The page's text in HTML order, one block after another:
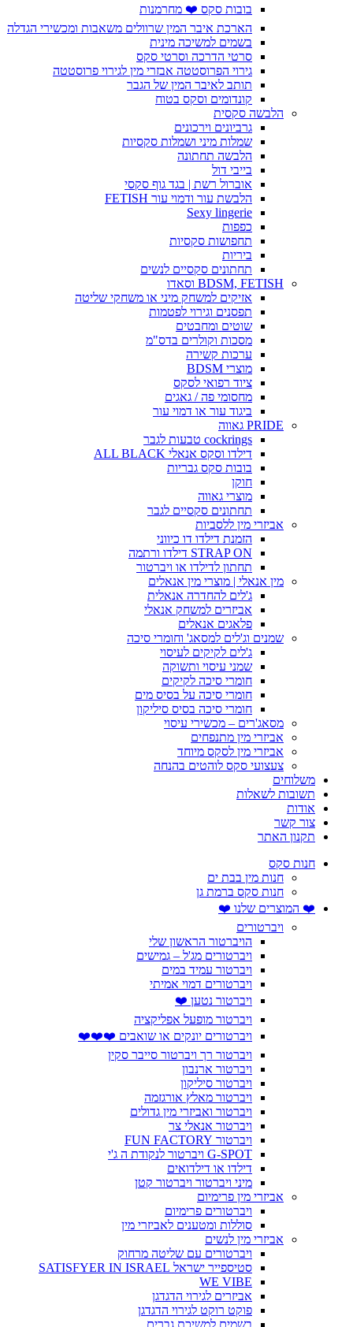
בובות סקס ❤️ מחרמנות
הארכת איבר המין שרוולים משאבות ומכשירי הגדלה
בשמים למשיכה מינית
סרטי הדרכה וסרטי סקס
גירוי הפרוסטטה אבזרי מין לגירוי פרוסטטה
תותב לאיבר המין של הגבר
קונדומים וסקס בטוח
הלבשה סקסית
גרביונים וירכונים
שמלות מיני ושמלות סקסיות
הלבשה תחתונה
בייבי דול
אוברול רשת | בגד גוף סקסי
הלבשת עור ודמוי עור FETISH
Sexy lingerie
כפפות
תחפושות סקסיות
ביריות
תחתונים סקסיים לנשים
BDSM, FETISH וסאדו
אזיקים למשחק מיני או משחקי שליטה
תפסנים וגירוי לפטמות
שוטים ומחבטים
מסכות וקולרים בדס"מ
ערכות קשירה
מוצרי BDSM
ציוד רפואי לסקס
מחסומי פה / גאגים
ביגוד עור או דמוי עור
PRIDE גאווה
cockrings טבעות לגבר
דילדו וסקס אנאלי ALL BLACK
בובות סקס גבריות
חוקן
מוצרי גאווה
תחתונים סקסיים לגבר
אביזרי מין ללסביות
הזמנת דילדו דו כיווני
STRAP ON דילדו ורתמה
תחתון לדילדו או ויברטור
מין אנאלי | מוצרי מין אנאלים
ג'לים להחדרה אנאלית
אביזרים למשחק אנאלי
פלאגים אנאלים
שמנים וג'לים למסאג' וחומרי סיכה
ג'לים לקיקים לעיסוי
שמני עיסוי ותשוקה
חומרי סיכה לקיקים
חומרי סיכה על בסיס מים
חומרי סיכה בסיס סיליקון
מסאג'רים – מכשירי עיסוי
אביזרי מין מתנפחים
אביזרי מין לסקס מיוחד
צעצועי סקס לוהטים בהנחה
משלוחים
תשובות לשאלות
אודות
צור קשר
תקנון האתר
חנות סקס
חנות מין בבת ים
חנות סקס ברמת גן
❤️ המוצרים שלנו ❤️
ויברטורים
הויברטור הראשון שלי
ויברטורים מג'ל – גמישים
ויברטור עמיד במים
ויברטורים דמוי אמיתי
ויברטור נטען ❤️
ויברטור מופעל אפליקציה
ויברטורים יונקים או שואבים ❤️❤️❤️
ויברטור רך ויברטור סייבר סקין
ויברטור ארנבון
ויברטור סיליקון
ויברטור מאלץ אורגזמה
ויברטור ואביזרי מין גדולים
ויברטור אנאלי צר
ויברטור FUN FACTORY
G-SPOT ויברטור לנקודת ה ג'י
דילדו או דילדואים
מיני ויברטור ויברטור קטן
אביזרי מין פרימיום
ויברטורים פרימיום
סוללות ומטענים לאביזרי מין
אביזרי מין לנשים
ויברטורים עם שליטה מרחוק
סטיספייר ישראל SATISFYER IN ISRAEL
WE VIBE
אביזרים לגירוי הדגדגן
פוקט רוקט לגירוי הדגדגן
בשמים למשיכת גברים